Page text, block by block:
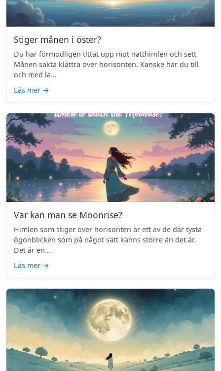
Stiger månen i öster?
Du har förmodligen tittat upp mot natthimlen och sett
Månen sakta klättra över horisonten. Kanske har du till
och med la...
Läs mer →
Var kan man se Moonrise?
Himlen som stiger över horisonten är ett av de där tysta
ögonblicken som på något sätt känns större än det är.
Det är en...
Läs mer →